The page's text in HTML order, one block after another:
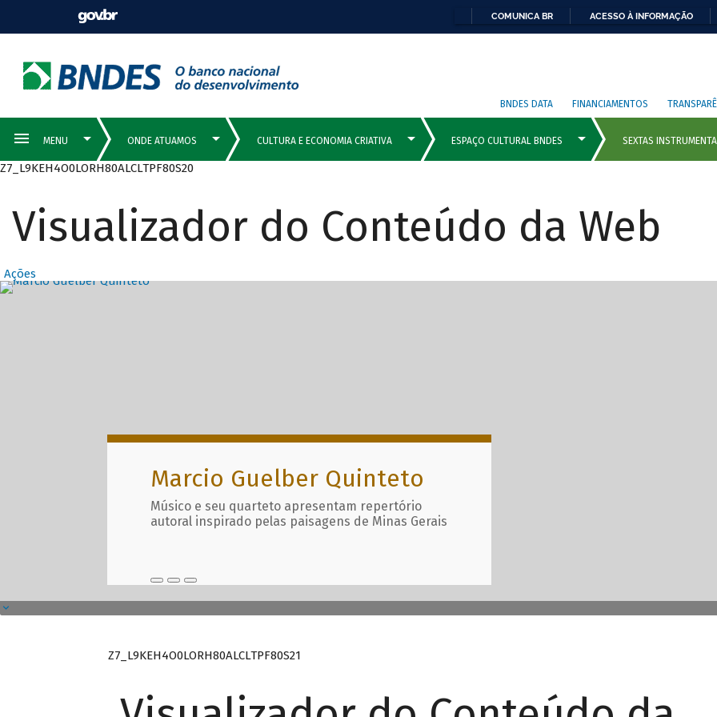
COMUNICA BR ACESSO À INFORMAÇÃO
BNDES DATA FINANCIAMENTOS
Z7_L9KEH4O0LORH80ALCLTPF80S20
Visualizador do Conteúdo da Web
Ações
Destaques Principais com
Marcio Guelber Quinteto
Músico e seu quarteto apresentam repertório
autoral inspirado pelas paisagens de Minas Gerais
Z7_L9KEH4O0LORH80ALCLTPF80S21